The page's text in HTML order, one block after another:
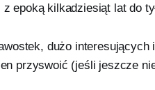
z epoką kilkadziesiąt lat do
dużo
przyswoić (jeśli jeszcze